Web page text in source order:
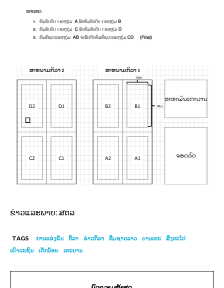
ຂ່າວແລະພາບ: ສຕລ
TAGS ການແຂ່ງຂັນ ກິລາ ຂ່າວກິລາ ທີມຊາດລາວ ບານເຕະ
ສິງກະໂປ
ເຍົາວະຊົນ
ເດັກນ້ອຍ ເຕະບານ